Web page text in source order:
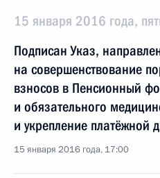
15 января 2016 года,
Подписан Указ,
на совершенствование
взносов в Пенсионный
и обязательного
и укрепление платёжной
15 января 2016 года, 17:00